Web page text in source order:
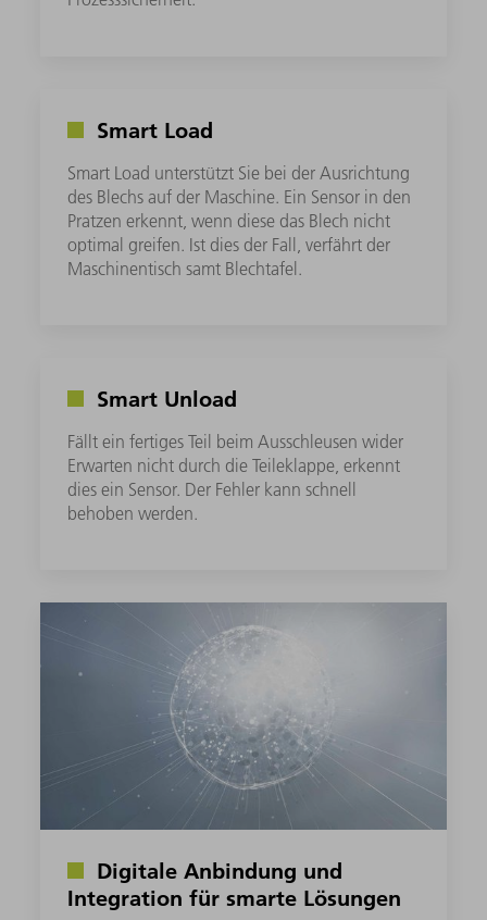
Smart Load
Smart Load unterstützt Sie bei der Ausrichtung
des Blechs auf der Maschine. Ein Sensor in den
Pratzen erkennt, wenn diese das Blech nicht
optimal greifen. Ist dies der Fall, verfährt der
Maschinentisch samt Blechtafel.
Smart Unload
Fällt ein fertiges Teil beim Ausschleusen wider
Erwarten nicht durch die Teileklappe, erkennt
dies ein Sensor. Der Fehler kann schnell
behoben werden.
Digitale Anbindung und
Integration für smarte Lösungen